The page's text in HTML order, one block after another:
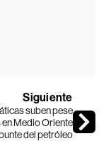
Siguiente
suben pese
en Medio Oriente
del petróleo